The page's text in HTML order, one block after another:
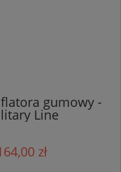
gumowy -
Line
zł